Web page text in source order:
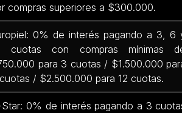
compras superiores a $300.000.
0% de interés pagando a 3, 6
cuotas con compras mínimas
para 3 cuotas / $1.500.000
/ $2.500.000 para 12 cuotas.
Star: 0% de interés pagando a 3